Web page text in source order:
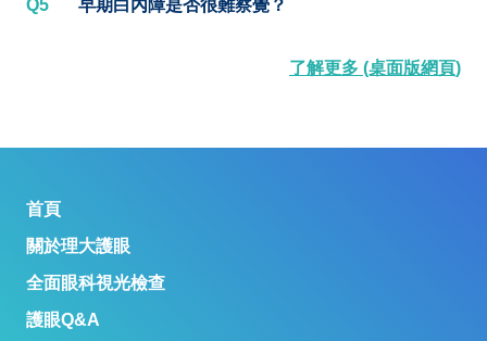
Q5 早期白內障是否很難察覺？
了解更多 (桌面版網頁)
首頁
關於理大護眼
全面眼科視光檢查
護眼Q&A